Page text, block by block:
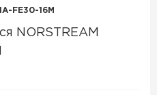
FE30-16M
NORSTREAM